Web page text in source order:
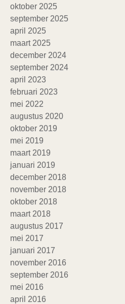
oktober 2025
september 2025
april 2025
maart 2025
december 2024
september 2024
april 2023
februari 2023
mei 2022
augustus 2020
oktober 2019
mei 2019
maart 2019
januari 2019
december 2018
november 2018
oktober 2018
maart 2018
augustus 2017
mei 2017
januari 2017
november 2016
september 2016
mei 2016
april 2016